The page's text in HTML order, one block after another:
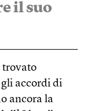
il suo
trovato
accordi di
ancora la